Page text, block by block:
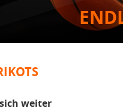
weiter